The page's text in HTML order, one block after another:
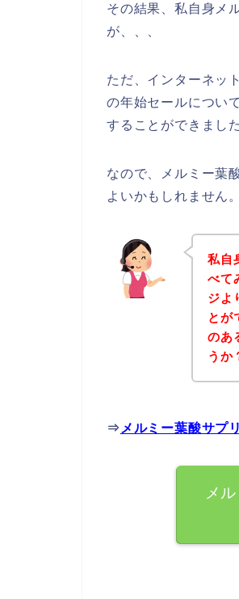
その結果、私自身メ
が、、、
ただ、インターネッ
の年始セールについ
することができまし
なので、メルミー葉
よいかもしれません。
私自
べて
ジよ
とが
のあ
うか
⇒ メルミー葉酸サプ
メ